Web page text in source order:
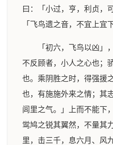
曰：「小过，亨，利贞，
「飞鸟遗之音，不宜上宜
「初六，飞鸟以凶」
不反顾者，小人之心也；
也。乘阴胜之时，得强援
也，有施施外来之情；其
闾里之气。」上而不能下
鸴鸠之锐其翼然，不量其
里，击三千，息六月、风